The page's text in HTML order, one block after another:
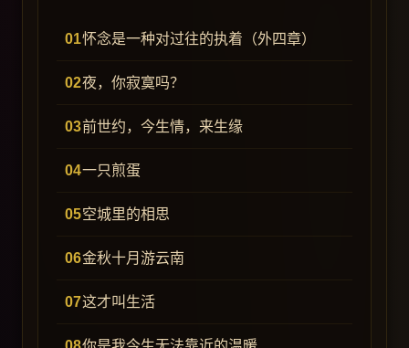
怀念是一种对过往的执着（外四章）
夜，你寂寞吗？
前世约，今生情，来生缘
一只煎蛋
空城里的相思
金秋十月游云南
这才叫生活